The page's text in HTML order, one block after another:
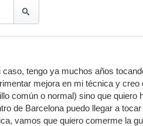
tengo ya muchos años
mejora en mi técnica y
común o normal) sino que
de Barcelona puedo llegar a
vamos que quiero comerme la